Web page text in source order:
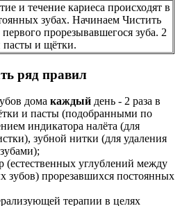
и течение кариеса происходят в
зубах. Начинаем Чистить
прорезывавшегося зуба. 2
пасты и щётки.
ряд правил
дома каждый день - 2 раза в
и пасты (подобранными по
индикатора налёта (для
зубной нитки (для удаления
(естественных углублений между
зубов) прорезавшихся постоянных
терапии в целях